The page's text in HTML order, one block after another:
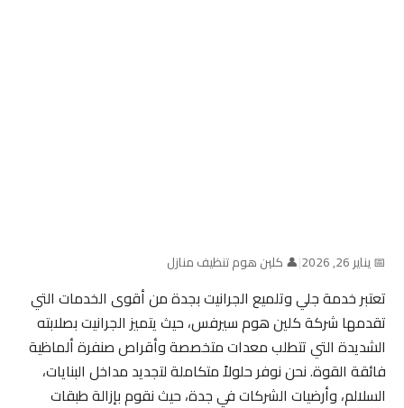
📅 يناير 26, 2026 |👤 كلين هوم تنظيف منازل
تعتبر خدمة جلي وتلميع الجرانيت بجدة من أقوى الخدمات التي
تقدمها شركة كلين هوم سيرفس، حيث يتميز الجرانيت بصلابته
الشديدة التي تتطلب معدات متخصصة وأقراص صنفرة ألماظية
فائقة القوة. نحن نوفر حلولاً متكاملة لتجديد مداخل البنايات،
السلالم، وأرضيات الشركات في جدة، حيث نقوم بإزالة طبقات